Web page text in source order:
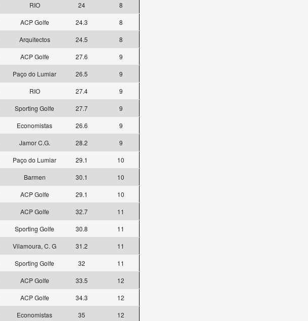
RIO 24
8
ACP Golfe 24.3
8
Arquitectos 24.5
8
ACP Golfe 27.6
9
Paço do Lumiar 26.5
9
RIO 27.4
9
Sporting Golfe 27.7
9
Economistas 26.6
9
Jamor C.G. 28.2
9
Paço do Lumiar 29.1
10
Barmen 30.1
10
ACP Golfe 29.1
10
ACP Golfe 32.7
11
Sporting Golfe 30.8
11
Vilamoura, C. G 31.2
11
Sporting Golfe 32
11
ACP Golfe 33.5
12
ACP Golfe 34.3
12
Economistas 35 12